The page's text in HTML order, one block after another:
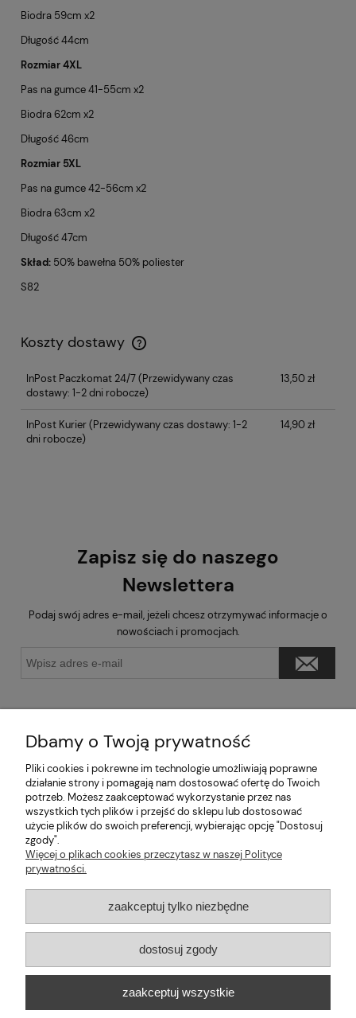
Biodra 59cm x2
Długość 44cm
Rozmiar 4XL
Pas na gumce 41-55cm x2
Biodra 62cm x2
Długość 46cm
Rozmiar 5XL
Pas na gumce 42-56cm x2
Biodra 63cm x2
Długość 47cm
Skład: 50% bawełna 50% poliester
S82
Koszty dostawy
InPost Paczkomat 24/7(Przewidywany czas
dostawy: 1-2 dni robocze)
13,50 zł
InPost Kurier(Przewidywany czas dostawy: 1-2
dni robocze)
14,90 zł
Zapisz się do naszego
Newslettera
Podaj swój adres e-mail, jeżeli chcesz otrzymywać informacje o
nowościach i promocjach.
Pomoc
Moje konto
Informacje
2026 © mabaje
Sklep internetowy Shoper Premium
Tel.:534736451| NIP: 6772370993 REGON:
122658200
Dbamy o Twoją prywatność
Pliki cookies i pokrewne im technologie umożliwiają poprawne
działanie strony i pomagają nam dostosować ofertę do Twoich
potrzeb. Możesz zaakceptować wykorzystanie przez nas
wszystkich tych plików i przejść do sklepu lub dostosować
użycie plików do swoich preferencji, wybierając opcję "Dostosuj
zgody".
Więcej o plikach cookies przeczytasz w naszej Polityce
prywatności.
zaakceptuj tylko niezbędne
dostosuj zgody
zaakceptuj wszystkie